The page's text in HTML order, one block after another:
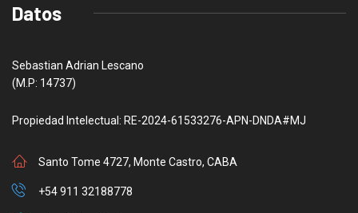
Datos
Sebastian Adrian Lescano
(M.P: 14737)
Propiedad Intelectual: RE-2024-61533276-APN-DNDA#MJ
Santo Tome 4727, Monte Castro, CABA
+54 911 32188778